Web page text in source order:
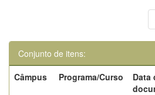
Conjunto de itens:
Câmpus
Programa/Curso
Data